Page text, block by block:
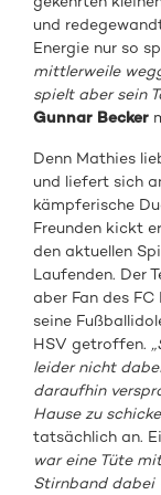
und
Energie nur so
mittlerweile
spielt aber sein
Gunnar Becker
Denn Mathies
und liefert sich
kämpferische
Freunden kickt
den aktuellen
Laufenden. Der
aber Fan des
seine
HSV getroffen.
leider nicht
daraufhin
Hause zu
tatsächlich an.
war eine Tüte
Stirnband dabei